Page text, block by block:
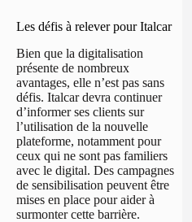
Les défis à relever pour Italcar
Bien que la digitalisation
présente de nombreux
avantages, elle n’est pas sans
défis. Italcar devra continuer
d’informer ses clients sur
l’utilisation de la nouvelle
plateforme, notamment pour
ceux qui ne sont pas familiers
avec le digital. Des campagnes
de sensibilisation peuvent être
mises en place pour aider à
surmonter cette barrière.